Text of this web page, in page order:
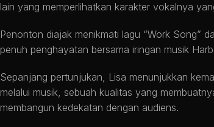
lain yang memperlihatkan karakter vokalnya
Penonton diajak menikmati lagu “Work Song”
penuh penghayatan bersama iringan musik
Sepanjang pertunjukan, Lisa menunjukkan
melalui musik, sebuah kualitas yang
membangun kedekatan dengan audiens.